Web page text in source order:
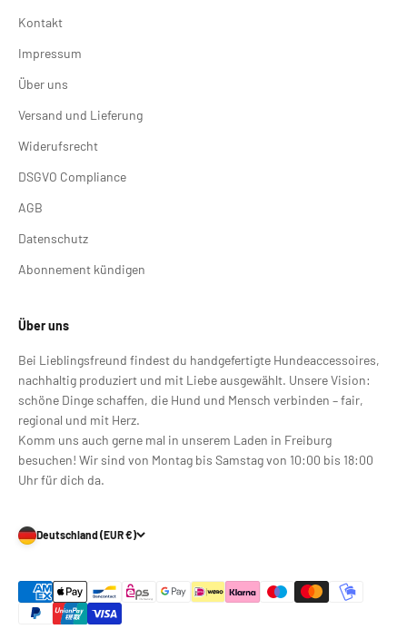
Kontakt
Impressum
Über uns
Versand und Lieferung
Widerufsrecht
DSGVO Compliance
AGB
Datenschutz
Abonnement kündigen
Über uns
Bei Lieblingsfreund findest du handgefertigte Hundeaccessoires,
nachhaltig produziert und mit Liebe ausgewählt. Unsere Vision:
schöne Dinge schaffen, die Hund und Mensch verbinden – fair,
regional und mit Herz.
Komm uns auch gerne mal in unserem Laden in Freiburg
besuchen! Wir sind von Montag bis Samstag von 10:00 bis 18:00
Uhr für dich da.
Deutschland (EUR €)